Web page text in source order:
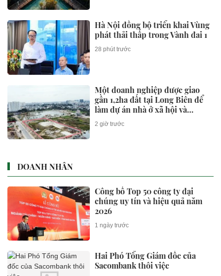
Hà Nội đồng bộ triển khai Vùng
phát thải thấp trong Vành đai 1
28 phút trước
Một doanh nghiệp được giao
gần 1,2ha đất tại Long Biên để
làm dự án nhà ở xã hội và
thương mại
2 giờ trước
DOANH NHÂN
Công bố Top 50 công ty đại
chúng uy tín và hiệu quả năm
2026
1 ngày trước
Hai Phó Tổng Giám đốc của
Sacombank thôi việc